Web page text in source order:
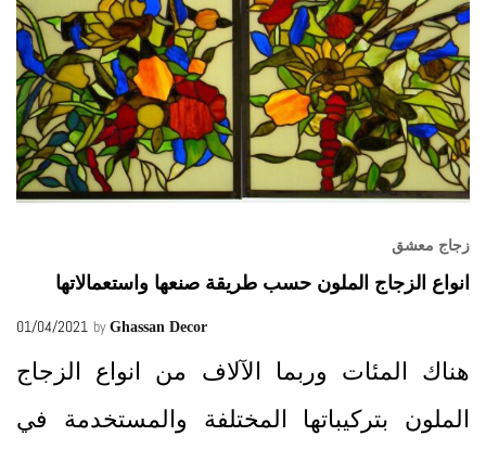
زجاج معشق
انواع الزجاج الملون حسب طريقة صنعها واستعمالاتها
01/04/2021 by Ghassan Decor
هناك المئات وربما الآلاف من انواع الزجاج
الملون بتركيباتها المختلفة والمستخدمة في